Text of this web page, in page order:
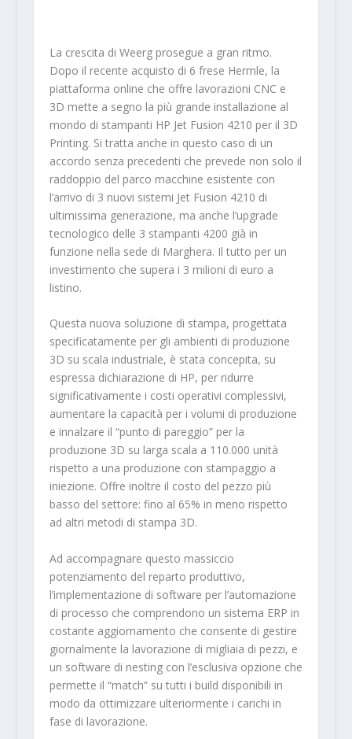
La crescita di Weerg prosegue a gran ritmo.
Dopo il recente acquisto di 6 frese Hermle, la
piattaforma online che offre lavorazioni CNC e
3D mette a segno la più grande installazione al
mondo di stampanti HP Jet Fusion 4210 per il 3D
Printing. Si tratta anche in questo caso di un
accordo senza precedenti che prevede non solo il
raddoppio del parco macchine esistente con
l’arrivo di 3 nuovi sistemi Jet Fusion 4210 di
ultimissima generazione, ma anche l’upgrade
tecnologico delle 3 stampanti 4200 già in
funzione nella sede di Marghera. Il tutto per un
investimento che supera i 3 milioni di euro a
listino.
Questa nuova soluzione di stampa, progettata
specificatamente per gli ambienti di produzione
3D su scala industriale, è stata concepita, su
espressa dichiarazione di HP, per ridurre
significativamente i costi operativi complessivi,
aumentare la capacità per i volumi di produzione
e innalzare il “punto di pareggio” per la
produzione 3D su larga scala a 110.000 unità
rispetto a una produzione con stampaggio a
iniezione. Offre inoltre il costo del pezzo più
basso del settore: fino al 65% in meno rispetto
ad altri metodi di stampa 3D.
Ad accompagnare questo massiccio
potenziamento del reparto produttivo,
l’implementazione di software per l’automazione
di processo che comprendono un sistema ERP in
costante aggiornamento che consente di gestire
giornalmente la lavorazione di migliaia di pezzi, e
un software di nesting con l’esclusiva opzione che
permette il “match” su tutti i build disponibili in
modo da ottimizzare ulteriormente i carichi in
fase di lavorazione.